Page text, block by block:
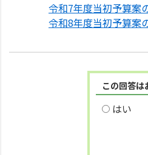
令和7年度当初予算案
令和8年度当初予算案
この回答は
はい